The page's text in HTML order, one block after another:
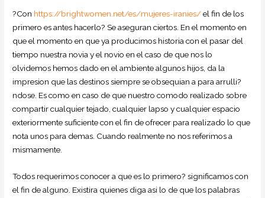
?Con https://brightwomen.net/es/mujeres-iranies/el fin de los
primero es antes hacerlo? Se aseguran ciertos. En el momento en
que el momento en que ya producimos historia con el pasar del
tiempo nuestra novia y el novio en el caso de que nos lo
olvidemos hemos dado en el ambiente algunos hijos, da la
impresion que las destinos siempre se obsequian a para arrulli?
ndose. Es como en caso de que nuestro comodo realizado sobre
compartir cualquier tejado, cualquier lapso y cualquier espacio
exteriormente suficiente con el fin de ofrecer para realizado lo que
nota unos para demas. Cuando realmente no nos referimos a
mismamente.
Todos requerimos conocer a que es lo primero? significamos con
el fin de alguno. Existira quienes diga asi­ lo de que los palabras